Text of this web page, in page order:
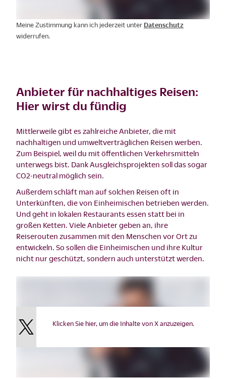
Meine Zustimmung kann ich jederzeit unter Datenschutz
widerrufen.
Anbieter für nachhaltiges Reisen:
Hier wirst du fündig
Mittlerweile gibt es zahlreiche Anbieter, die mit
nachhaltigen und umweltverträglichen Reisen werben.
Zum Beispiel, weil du mit öffentlichen Verkehrsmitteln
unterwegs bist. Dank Ausgleichsprojekten soll das sogar
CO2-neutral möglich sein.
Außerdem schläft man auf solchen Reisen oft in
Unterkünften, die von Einheimischen betrieben werden.
Und geht in lokalen Restaurants essen statt bei in
großen Ketten. Viele Anbieter geben an, ihre
Reiserouten zusammen mit den Menschen vor Ort zu
entwickeln. So sollen die Einheimischen und ihre Kultur
nicht nur geschützt, sondern auch unterstützt werden.
Klicken Sie hier, um die Inhalte von X anzuzeigen.